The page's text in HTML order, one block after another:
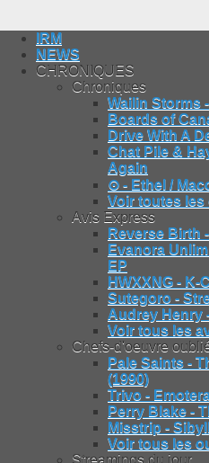
IRM
NEWS
CHRONIQUES
Chroniques
Wailin Storms
Boards of
Drive With A
Chat Pile &
Again
⊙ - Ethel /
Voir toutes les
Avis Express
Reverse Birth
Evanora
EP
HWXXNG - K-
Sutegoro -
Audrey Henry
Voir tous les
Chefs-d'oeuvre
Pale Saints -
(1990)
Trivo -
Perry Blake -
Misstrip -
Voir tous les
Streamings du jour